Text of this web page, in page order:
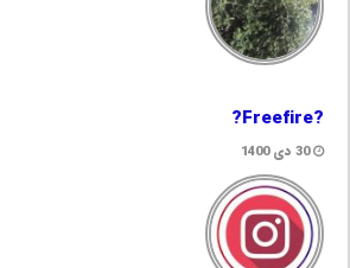
?Freefire?
30 دی 1400